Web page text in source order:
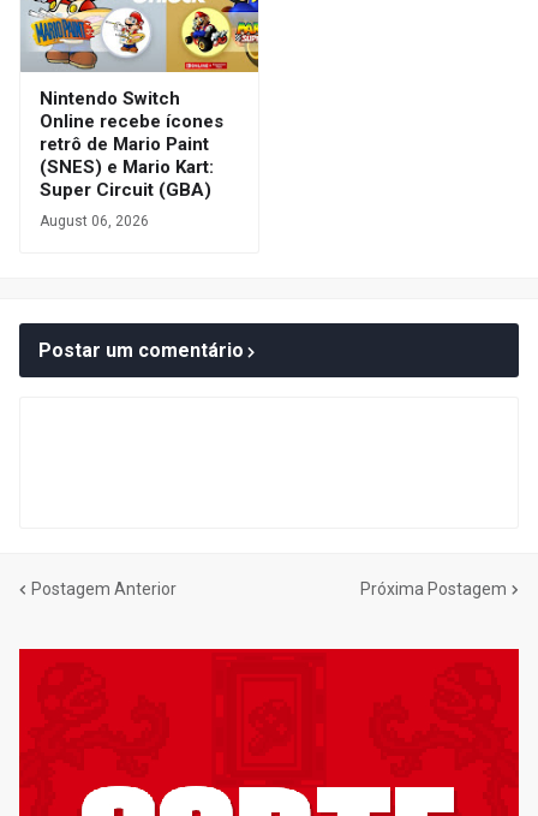
Nintendo Switch
Online recebe ícones
retrô de Mario Paint
(SNES) e Mario Kart:
Super Circuit (GBA)
August 06, 2026
Postar um comentário
Postagem Anterior Próxima Postagem